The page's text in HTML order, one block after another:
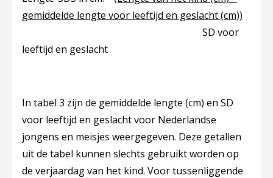
gemiddelde lengte voor leeftijd en geslacht (cm))
SD voor
leeftijd en geslacht
In tabel 3 zijn de gemiddelde lengte (cm) en SD
voor leeftijd en geslacht voor Nederlandse
jongens en meisjes weergegeven. Deze getallen
uit de tabel kunnen slechts gebruikt worden op
de verjaardag van het kind. Voor tussenliggende